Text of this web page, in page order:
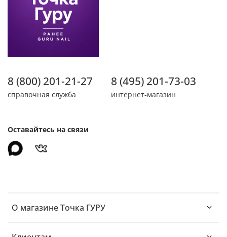
О магазине Точка ГУРУ
8 (800) 201-21-27
справочная служба
8 (495) 201-73-03
интернет-магазин
Оставайтесь на связи